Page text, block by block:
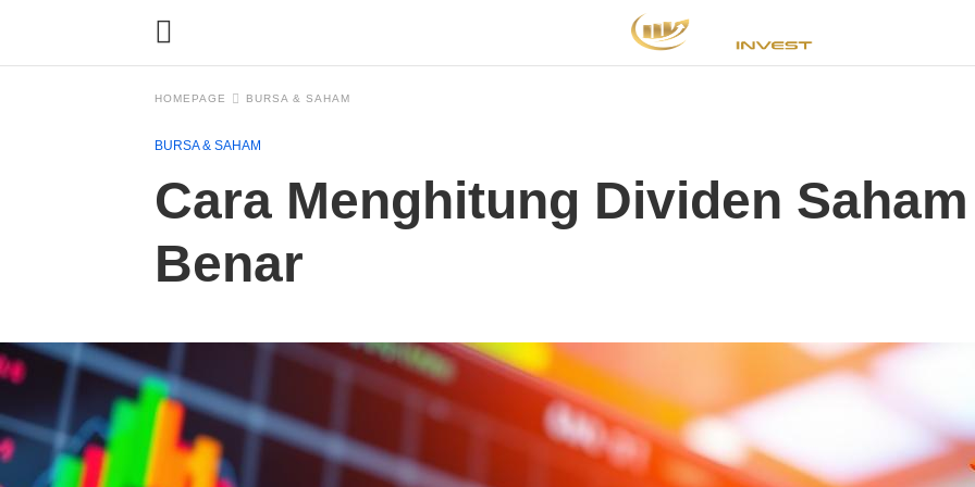
HOMEPAGE BURSA & SAHAM
BURSA & SAHAM
Cara Menghitung Dividen
Benar